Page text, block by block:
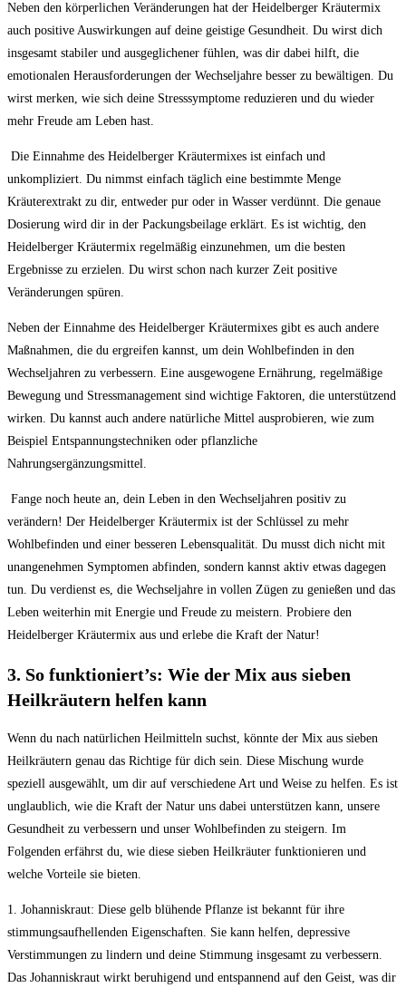
Neben den körperlichen Veränderungen hat der Heidelberger Kräutermix
‍auch positive Auswirkungen auf deine geistige Gesundheit. Du⁢ wirst dich
insgesamt stabiler und ausgeglichener fühlen, was‌ dir dabei hilft, die
emotionalen Herausforderungen‍ der Wechseljahre besser zu bewältigen. Du
wirst merken, wie sich deine Stresssymptome reduzieren und du wieder
mehr Freude am Leben hast.
‍ Die Einnahme des Heidelberger Kräutermixes ist einfach ‌und
unkompliziert. Du nimmst einfach täglich eine bestimmte Menge​
Kräuterextrakt⁣ zu dir, entweder pur oder in Wasser verdünnt. Die genaue
Dosierung wird dir in der Packungsbeilage⁣ erklärt. Es ist wichtig, den
Heidelberger Kräutermix regelmäßig einzunehmen, um die ‌besten
Ergebnisse zu erzielen. Du wirst schon nach kurzer Zeit positive
Veränderungen spüren.
Neben der ‍Einnahme des Heidelberger Kräutermixes gibt es auch andere
Maßnahmen, die du ergreifen kannst, um dein Wohlbefinden ⁢in​ den
⁢Wechseljahren zu verbessern. Eine ⁢ausgewogene Ernährung, regelmäßige
Bewegung und Stressmanagement ⁣sind wichtige⁣ Faktoren, die unterstützend
wirken. Du kannst auch andere natürliche Mittel ausprobieren, wie zum
Beispiel Entspannungstechniken oder pflanzliche
Nahrungsergänzungsmittel.
⁣ Fange noch heute an, dein Leben in den Wechseljahren⁢ positiv zu
verändern! Der Heidelberger‍ Kräutermix ist der Schlüssel zu mehr
Wohlbefinden und einer besseren Lebensqualität. Du musst dich nicht mit
unangenehmen Symptomen abfinden, ⁢sondern kannst aktiv etwas dagegen
tun. Du verdienst ⁢es, die Wechseljahre ‍in vollen Zügen zu genießen und das
Leben weiterhin mit Energie und Freude zu meistern. Probiere den
Heidelberger Kräutermix aus und erlebe die Kraft der ⁣Natur!
3. So funktioniert’s: Wie der Mix aus sieben
Heilkräutern helfen kann
Wenn du nach natürlichen Heilmitteln suchst, könnte der Mix aus sieben
Heilkräutern genau das Richtige für ⁢dich sein. Diese Mischung wurde
speziell ausgewählt, um dir auf verschiedene Art und Weise zu helfen.​ Es ist
unglaublich, wie die Kraft der ⁣Natur uns dabei unterstützen kann, unsere
Gesundheit zu verbessern und unser Wohlbefinden zu steigern. Im
Folgenden erfährst du, wie diese sieben Heilkräuter funktionieren und
welche Vorteile sie bieten.
1. Johanniskraut: Diese gelb blühende Pflanze ist bekannt für ihre
stimmungsaufhellenden Eigenschaften. Sie kann helfen, depressive
Verstimmungen zu lindern und⁤ deine Stimmung insgesamt zu verbessern.
Das Johanniskraut wirkt beruhigend und entspannend auf den Geist, was dir